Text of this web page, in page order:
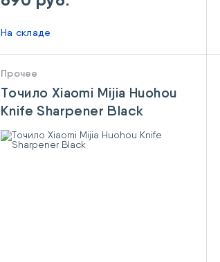
На складе
Прочее
Точило Xiaomi Mijia Huohou
Knife Sharpener Black